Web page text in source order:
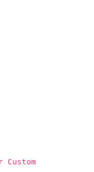
Custom